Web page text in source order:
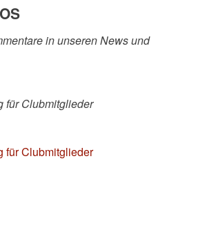
in unseren News und
für Clubmitglieder
für Clubmitglieder